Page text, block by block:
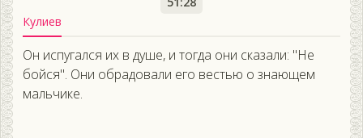
Кулиев
Он испугался их в душе, и тогда они сказали: "Не
бойся". Они обрадовали его вестью о знающем
мальчике.